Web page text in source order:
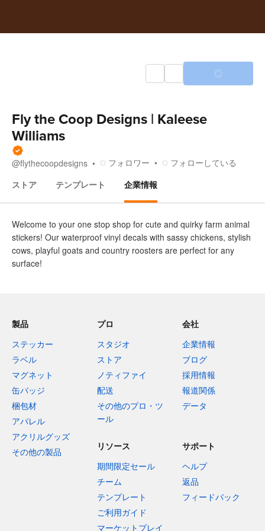
Fly the Coop Designs | Kaleese
Williams
@flythecoopdesigns フォロワー
フォローしている
ストア
テンプレート 企業情報
Welcome to your one stop shop for cute and quirky farm animal
stickers! Our waterproof vinyl decals with sassy chickens, stylish
cows, playful goats and country roosters are perfect for any
surface!
製品
ステッカー
ラベル
マグネット
缶バッジ
梱包材
アパレル
アクリルグッズ
その他の製品
プロ
スタジオ
ストア
ノティファイ
配送
その他のプロ・ツ
ール
会社
企業情報
ブログ
採用情報
報道関係
データ
リソース
期間限定セール
チーム
テンプレート
ご利用ガイド
マーケットプレイ
サポート
ヘルプ
返品
フィードバック